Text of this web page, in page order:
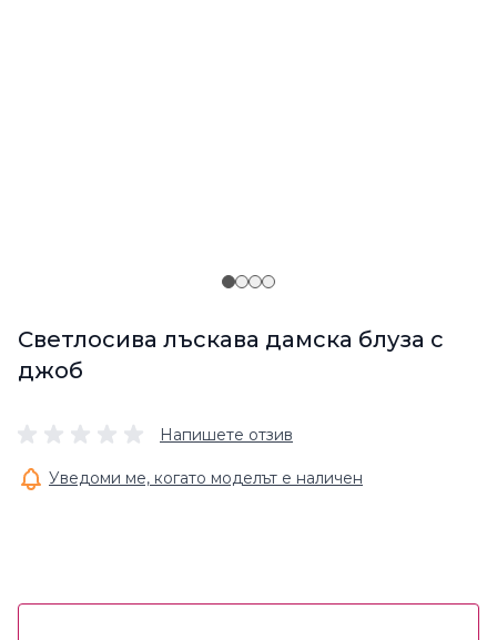
Светлосива лъскава дамска блуза с
джоб
Напишете отзив
Уведоми ме, когато моделът е наличен